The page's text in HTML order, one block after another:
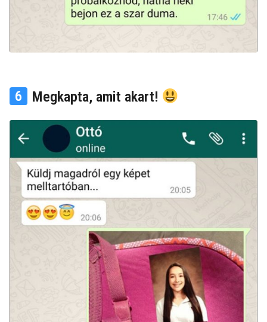
6 Megkapta, amit akart!